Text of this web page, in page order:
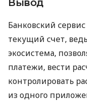
Вывод
Банковский
текущий счет,
экосистема,
платежи, вести
контролировать
из одного